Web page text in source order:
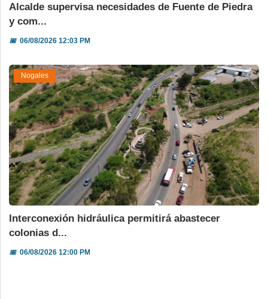
Alcalde supervisa necesidades de Fuente de Piedra
y com...
📅06/08/2026 12:03 PM
Nogales
Interconexión hidráulica permitirá abastecer
colonias d...
📅06/08/2026 12:00 PM